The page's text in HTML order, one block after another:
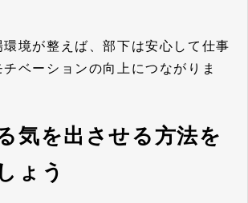
境が整えば、部下は安心して仕事
ベーションの向上につながりま
気を出させる方法を
ょう